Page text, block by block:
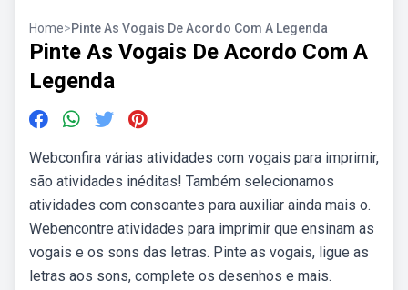
Home>Pinte As Vogais De Acordo Com A Legenda
Pinte As Vogais De Acordo Com A
Legenda
Webconfira várias atividades com vogais para imprimir,
são atividades inéditas! Também selecionamos
atividades com consoantes para auxiliar ainda mais o.
Webencontre atividades para imprimir que ensinam as
vogais e os sons das letras. Pinte as vogais, ligue as
letras aos sons, complete os desenhos e mais.